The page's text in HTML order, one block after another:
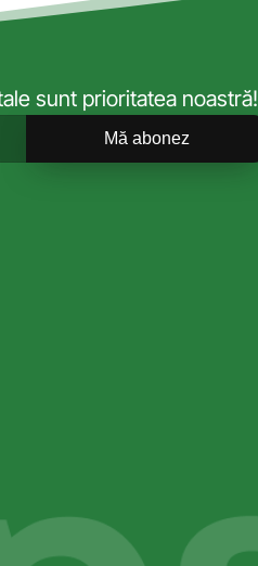
sunt prioritatea noastră!
Mă abonez